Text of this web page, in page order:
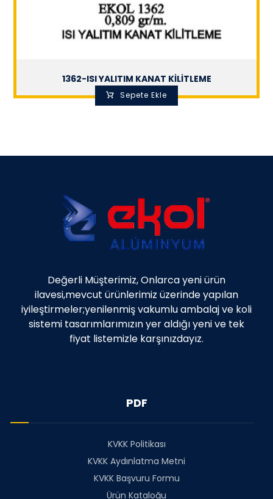
1362-ISI YALITIM KANAT KİLİTLEME
Sepete Ekle
Değerli Müşterimiz, Onlarca yeni ürün
ilavesi,mevcut ürünlerimiz üzerinde yapılan
iyileştirmeler;yenilenmiş vakumlu ambalaj ve koli
sistemi tasarımlarımızın yer aldığı yeni ve tek
fiyat listemizle karşınızdayız.
PDF
KVKK Politikası
KVKK Aydınlatma Metni
KVKK Başvuru Formu
Ürün Kataloğu